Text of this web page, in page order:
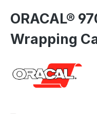
ORACAL®
Wrapping